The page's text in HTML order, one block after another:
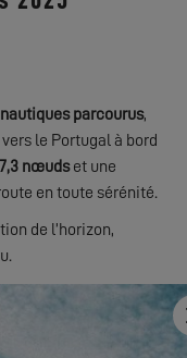
parcourus,
le Portugal à bord
nœudset une
en toute sérénité.
de l’horizon,
surprises